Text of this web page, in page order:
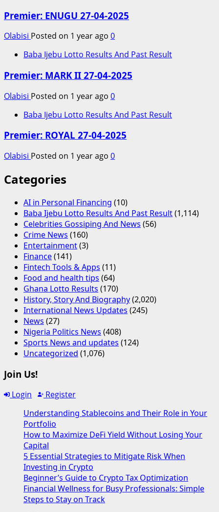
Premier: ENUGU 27-04-2025
Olabisi Posted on 1 year ago 0
Baba Ijebu Lotto Results And Past Result
Premier: MARK II 27-04-2025
Olabisi Posted on 1 year ago 0
Baba Ijebu Lotto Results And Past Result
Premier: ROYAL 27-04-2025
Olabisi Posted on 1 year ago 0
Categories
AI in Personal Financing (10)
Baba Ijebu Lotto Results And Past Result(1,114)
Celebrities Gossiping And News (56)
Crime News (160)
Entertainment(3)
Finance(141)
Fintech Tools & Apps (11)
Food and health tips (64)
Ghana Lotto Results (170)
History, Story And Biography(2,020)
International News Updates (245)
News (27)
Nigeria Politics News (408)
Sports News and updates (124)
Uncategorized (1,076)
Join Us!
Login
Register
Understanding Stablecoins and Their Role in Your
Portfolio
How to Maximize DeFi Yield Without Losing Your
Capital
5 Essential Strategies to Mitigate Risk When
Investing in Crypto
Beginner’s Guide to Crypto Tax Optimization
Financial Wellness for Busy Professionals: Simple
Steps to Stay on Track